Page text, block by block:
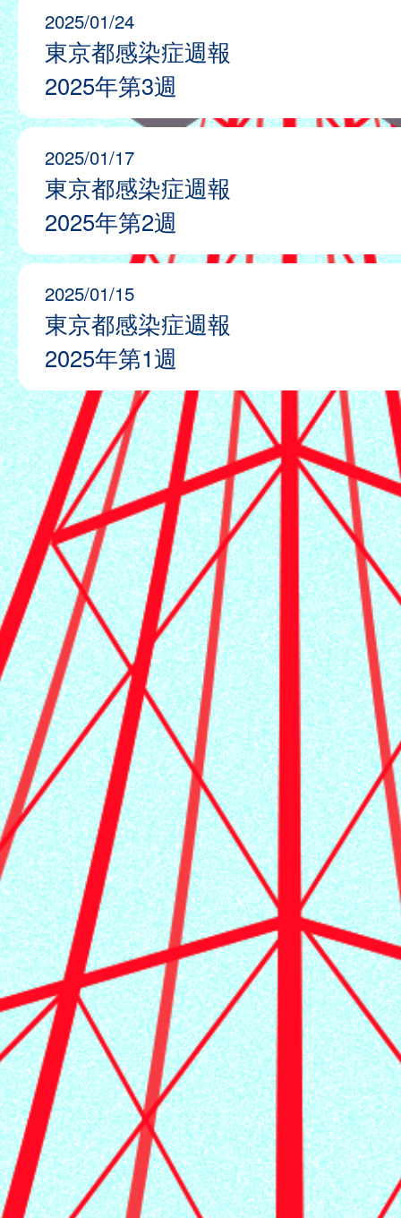
2025/01/24
東京都感染症週報
2025年第3週
2025/01/17
東京都感染症週報
2025年第2週
2025/01/15
東京都感染症週報
2025年第1週